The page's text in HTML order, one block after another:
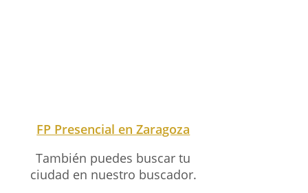
Frigoríficas y de
Climatización?